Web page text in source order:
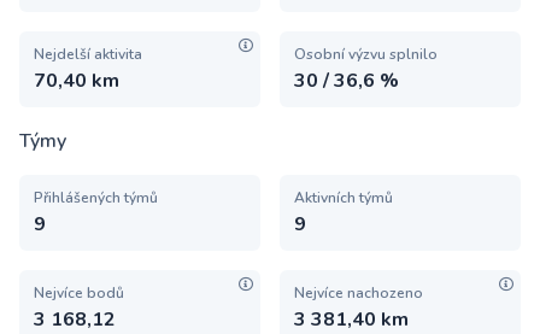
Nejdelší aktivita
70,40 km
Osobní výzvu splnilo
30 / 36,6 %
Týmy
Přihlášených týmů
9
Aktivních týmů
9
Nejvíce bodů
3 168,12
Nejvíce nachozeno
3 381,40 km